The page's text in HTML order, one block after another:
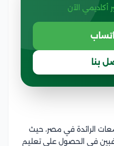
أكاديمي الآن
بنا
من الجامعات الرائدة في مصر، حيث
في الحصول على تعليم